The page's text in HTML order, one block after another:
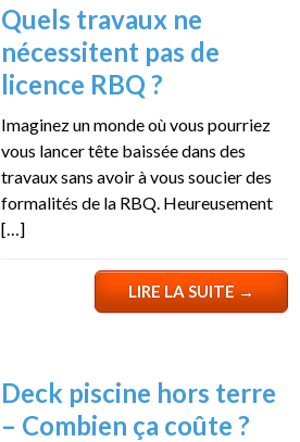
Quels travaux ne
nécessitent pas de
licence RBQ ?
Imaginez un monde où vous pourriez
vous lancer tête baissée dans des
travaux sans avoir à vous soucier des
formalités de la RBQ. Heureusement
[…]
LIRE LA SUITE→
Deck piscine hors terre
– Combien ça coûte ?